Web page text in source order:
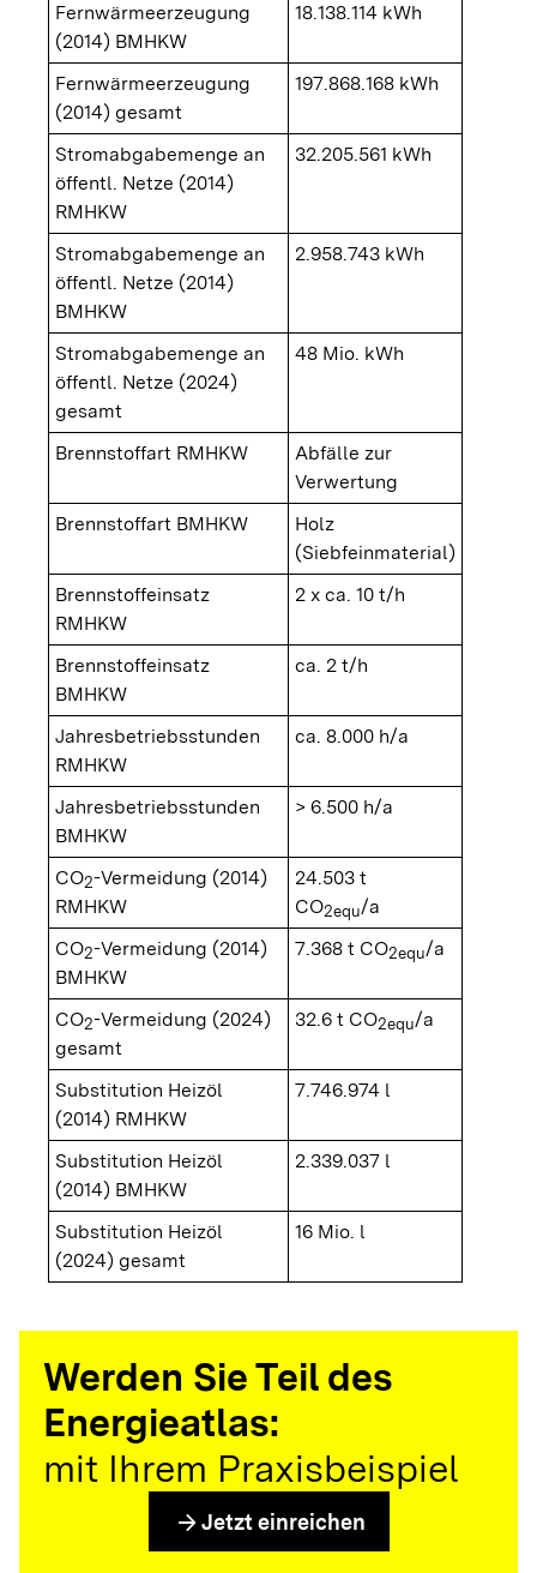
Fernwärmeerzeugung
(2014) BMHKW
18.138.114 kWh
Fernwärmeerzeugung
(2014) gesamt
197.868.168 kWh
Stromabgabemenge an
öffentl. Netze (2014)
RMHKW
32.205.561 kWh
Stromabgabemenge an
öffentl. Netze (2014)
BMHKW
2.958.743 kWh
Stromabgabemenge an
öffentl. Netze (2024)
gesamt
48 Mio. kWh
Brennstoffart RMHKW
Abfälle zur
Verwertung
Brennstoffart BMHKW
Holz
(Siebfeinmaterial)
Brennstoffeinsatz
RMHKW
2 x ca. 10 t/h
Brennstoffeinsatz
BMHKW
ca. 2 t/h
Jahresbetriebsstunden
RMHKW
ca. 8.000 h/a
Jahresbetriebsstunden
BMHKW
> 6.500 h/a
CO2-Vermeidung (2014)
RMHKW
24.503 t
CO2equ/a
CO2-Vermeidung (2014)
BMHKW
7.368 t CO2equ/a
CO2-Vermeidung (2024)
gesamt
32.6 t CO2equ/a
Substitution Heizöl
(2014) RMHKW
7.746.974 l
Substitution Heizöl
(2014) BMHKW
2.339.037 l
Substitution Heizöl
(2024) gesamt
16 Mio. l
Werden Sie Teil des
Energieatlas:
mit Ihrem Praxisbeispiel
arrow_forward Jetzt einreichen